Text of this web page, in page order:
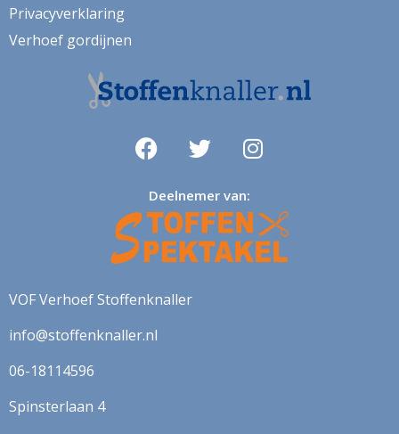
muziek
naaigerei
Privacyverklaring
Verhoef gordijnen
Deelnemer van:
VOF Verhoef Stoffenknaller
info@stoffenknaller.nl
06-18114596
Spinsterlaan 4